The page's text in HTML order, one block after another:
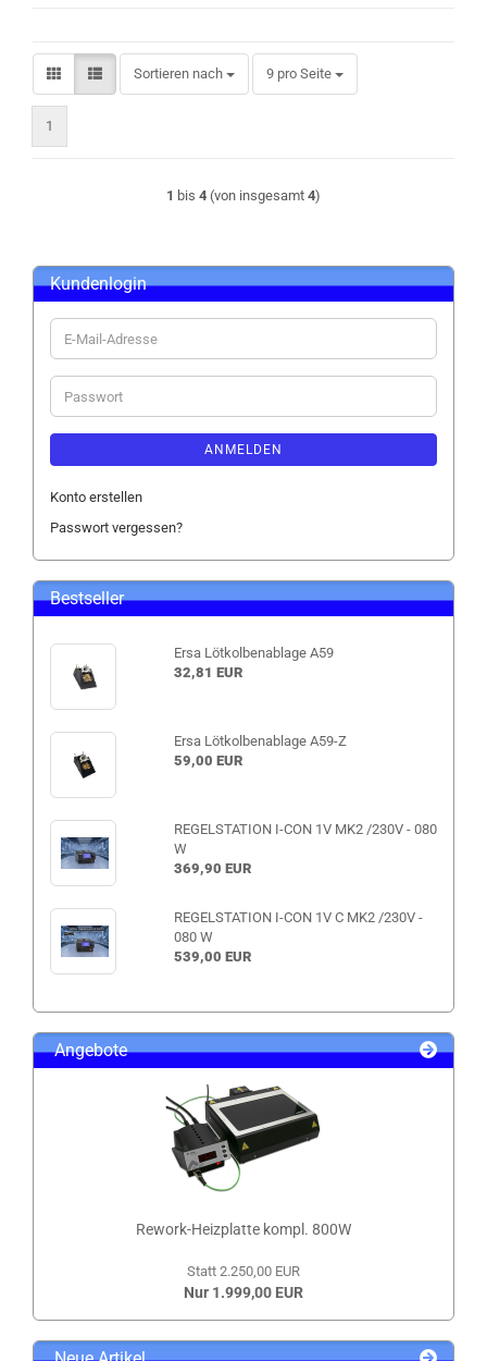
Sortieren nach
Sortieren nach 9 pro Seite
pro Seite
1
1 bis 4 (von insgesamt 4)
Kundenlogin
E-
Mail-
Adresse
Passwort
ANMELDEN
Konto erstellen
Passwort vergessen?
Bestseller
Ersa Lötkolbenablage A59
32,81 EUR
Ersa Lötkolbenablage A59-Z
59,00 EUR
REGELSTATION I-CON 1V MK2 /230V - 080
W
369,90 EUR
REGELSTATION I-CON 1V C MK2 /230V -
080 W
539,00 EUR
Angebote
Rework-Heizplatte kompl. 800W
Statt 2.250,00 EUR
Nur 1.999,00 EUR